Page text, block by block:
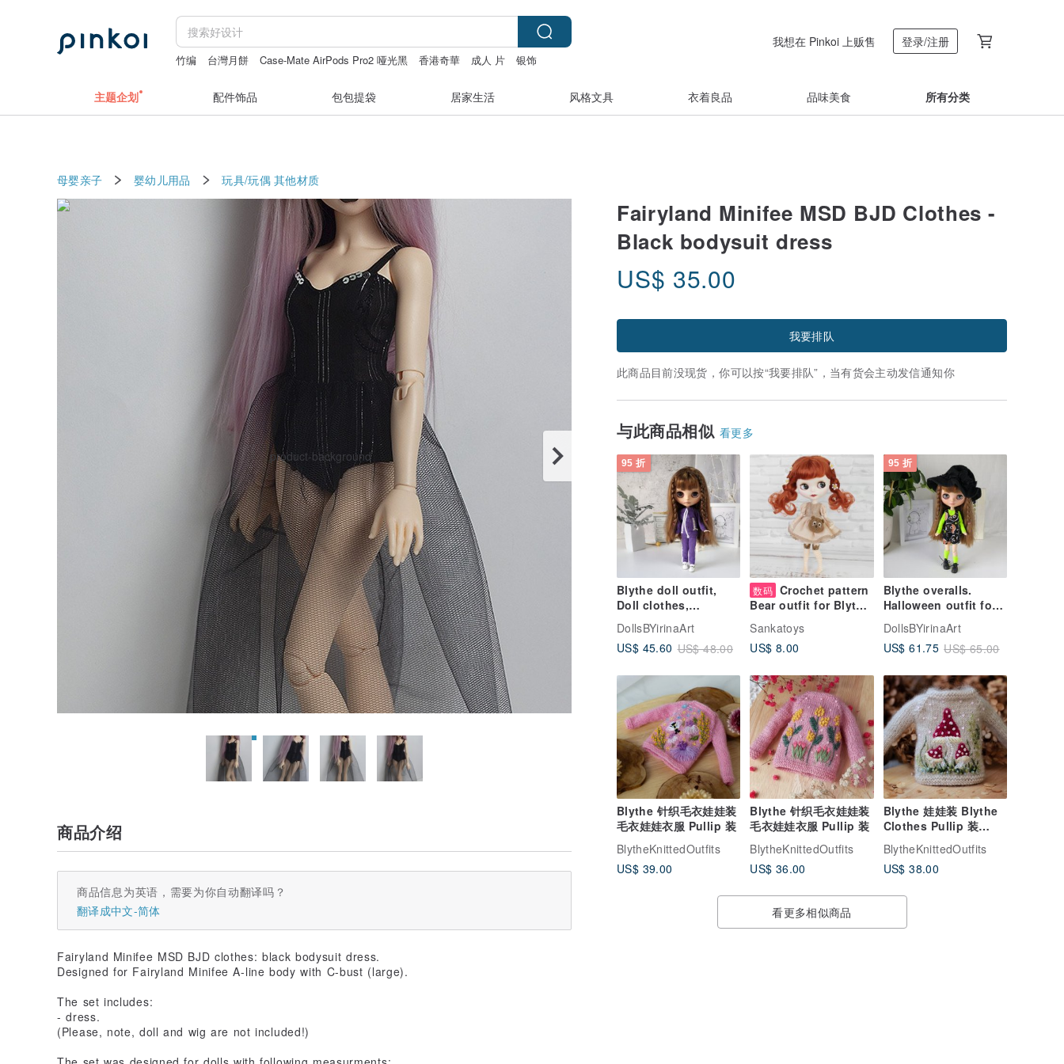
竹编 台灣月餅 Case-Mate AirPods Pro2 哑光黑 香港奇華 成人 片
银饰
我想在 Pinkoi 上贩售 登录/注册
主题企划 配件饰品 包包提袋 居家生活 风格文具 衣着良品 品味美食 所有分类
母婴亲子 婴幼儿用品 玩具/玩偶 其他材质
Fairyland Minifee MSD BJD Clothes -
Black bodysuit dress
US$ 35.00
我要排队
此商品目前没现货，你可以按“我要排队”，当有货会主动发信通知你
与此商品相似 看更多
95 折
Blythe doll outfit,
Doll clothes,
tracksuit fashion
DollsBYirinaArt
US$ 45.60 US$ 48.00
数码 Crochet pattern
Bear outfit for Blythe,
PDF Digital
Download, clothes
tutorial
Sankatoys
US$ 8.00
95 折
Blythe overalls.
Halloween outfit for
Blythe doll. Blythe
doll clothes
DollsBYirinaArt
US$ 61.75 US$ 65.00
Blythe 针织毛衣娃娃装
毛衣娃娃衣服 Pullip 装
BlytheKnittedOutfits
US$ 39.00
Blythe 针织毛衣娃娃装
毛衣娃娃衣服 Pullip 装
BlytheKnittedOutfits
US$ 36.00
Blythe 娃娃装 Blythe
Clothes Pullip 装
Blythe 刺绣衣服的针织
BlytheKnittedOutfits
US$ 38.00
看更多相似商品
商品介绍
商品信息为英语，需要为你自动翻译吗？
翻译成中文-简体
Fairyland Minifee MSD BJD clothes: black bodysuit dress.
Designed for Fairyland Minifee A-line body with C-bust (large).
The set includes:
- dress.
(Please, note, doll and wig are not included!)